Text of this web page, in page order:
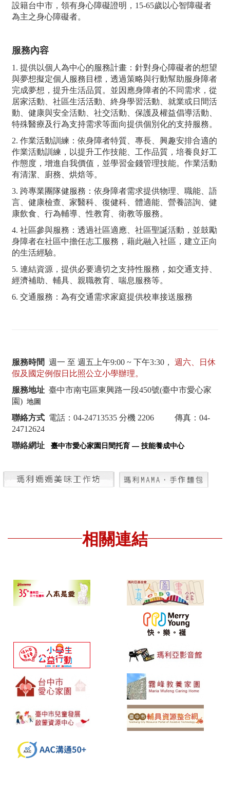
設籍台中市，領有身心障礙證明，15-65歲以心智障礙者
為主之身心障礙者。
服務內容
1. 提供以個人為中心的服務計畫：針對身心障礙者的想望
與夢想擬定個人服務目標，透過策略與行動幫助服身障者
完成夢想，提升生活品質。並因應身障者的不同需求，從
居家活動、社區生活活動、終身學習活動、就業或日間活
動、健康與安全活動、社交活動、保護及權益倡導活動、
特殊醫療及行為支持需求等面向提供個別化的支持服務。
2. 作業活動訓練：依身障者特質、專長、興趣安排合適的
作業活動訓練，以提升工作技能、工作品質，培養良好工
作態度，增進自我價值，並學習金錢管理技能。作業活動
有清潔、廚務、烘焙等。
3. 跨專業團隊健服務：依身障者需求提供物理、職能、語
言、健康檢查、家醫科、復健科、體適能、營養諮詢、健
康飲食、行為輔導、性教育、衛教等服務。
4. 社區參與服務：透過社區適應、社區聖誕活動，並鼓勵
身障者在社區中擔任志工服務，藉此融入社區，建立正向
的生活經驗。
5. 連結資源，提供必要適切之支持性服務，如交通支持、
經濟補助、輔具、親職教育、喘息服務等。
6. 交通服務：為有交通需求家庭提供校車接送服務
服務時間 週一 至 週五上午9:00 ~ 下午3:30， 週六、日休
假及國定例假日比照公立小學辦理。
服務地址 臺中市南屯區東興路一段450號(臺中市愛心家
園) 地圖
聯絡方式 電話：04-24713535 分機 2206 傳真：04-
24712624
聯絡網址
臺中市愛心家園日間托育 — 技能養成中心
相關連結